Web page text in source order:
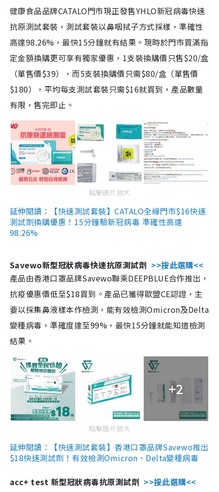
健康食品品牌CATALO門市現正發售YHLO新冠病毒快速
抗原測試套裝，測試套裝以鼻咽拭子方式採樣，準確性
高達98.26%，最快15分鐘就有結果。現時於門市買滿指
定金額換購更可享有獨家優惠，1支裝換購價只售$20/盒
（單售價$39），而5支裝換購價只需$80/盒（單售價
$180），平均每支測試套裝只需$16就買到，產品數量
有限，售完即止。
點擊圖片放大
延伸閱讀：【快速測試套裝】CATALO全線門市$16快速
測試劑換購優惠！15分鐘驗新冠病毒 準確性高達
98.26%
Savewo新型冠狀病毒快速抗原測試劑 >>按此選購<<
產品由香港口罩品牌Savewo聯乘DEEPBLUE合作推出，
抗疫優惠價低至$18買到。產品已獲得歐盟CE認證，主
要以採集鼻液樣本作檢測，能有效檢測Omicron及Delta
變種病毒，準確度達至99%，最快15分鐘就能知道檢測
結果。
+2
點擊圖片放大
延伸閱讀：【快速測試套裝】香港口罩品牌Savewo推出
$18快速測試劑！有效檢測Omicron、Delta變種病毒
acc+ test 新型冠狀病毒抗原測試劑 >>按此選購<<